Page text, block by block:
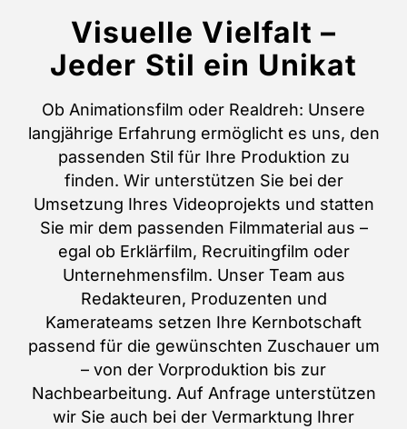
Visuelle Vielfalt –
Jeder Stil ein Unikat
Ob Animationsfilm oder Realdreh: Unsere
langjährige Erfahrung ermöglicht es uns, den
passenden Stil für Ihre Produktion zu
finden. Wir unterstützen Sie bei der
Umsetzung Ihres Videoprojekts und statten
Sie mir dem passenden Filmmaterial aus –
egal ob Erklärfilm, Recruitingfilm oder
Unternehmensfilm. Unser Team aus
Redakteuren, Produzenten und
Kamerateams setzen Ihre Kernbotschaft
passend für die gewünschten Zuschauer um
– von der Vorproduktion bis zur
Nachbearbeitung. Auf Anfrage unterstützen
wir Sie auch bei der Vermarktung Ihrer